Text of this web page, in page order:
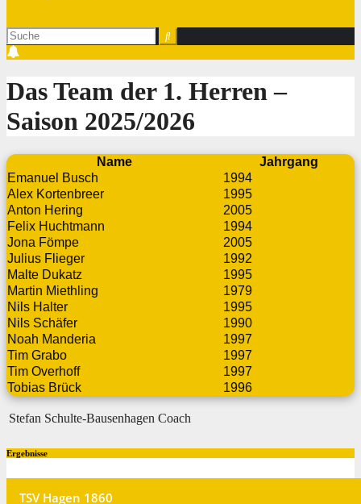
Das Team der 1. Herren ‒
Saison 2025/2026
Name
Jahrgang
Emanuel Busch
1994
Alex Kortenbreer
1995
Anton Hering
2005
Felix Huchtmann
1994
Jona Fömpe
2005
Julius Flieger
1992
Malte Dukatz
1995
Martin Miethling
1979
Nils Halter
1995
Nils Schäfer
1990
Noah Manderia
1997
Tim Grabo
1997
Tim Overhoff
1997
Tobias Brück
1996
Stefan Schulte-Bausenhagen Coach
Ergebnisse